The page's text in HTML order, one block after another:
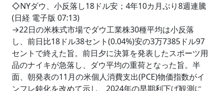
◇NYダウ、小反落し18ドル安；4年10カ月ぶり8週連騰
(日経 電子版 07:13)
→22日の米株式市場でダウ工業株30種平均は小反落
し、前日比18ドル38セント(0.04%)安の3万7385ドル97
セントで終えた旨。前日夕に決算を発表したスポーツ用
品のナイキが急落し、ダウ平均の重荷となった旨。半
面、朝発表の11月の米個人消費支出(PCE)物価指数がイ
ンフレ鈍化を改めて示し、2024年の早期利下げ観測に